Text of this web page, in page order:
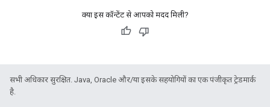
क्या इस कॉन्टेंट से आपको मदद मिली?
सभी अधिकार सुरक्षित. Java, Oracle और/या इसके सहयोगियों का एक पंजीकृत ट्रेडमार्क
है.